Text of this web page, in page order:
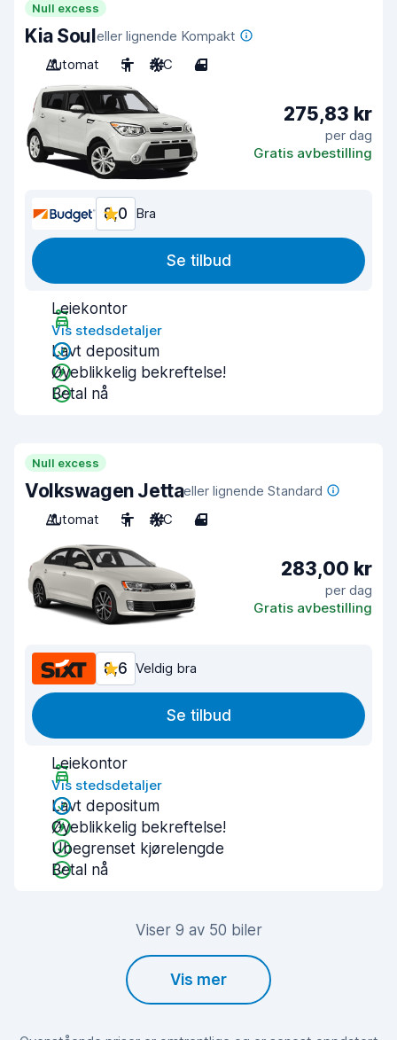
Null excess
Kia Souleller lignende Kompakt
Automat
5 A/C 4
275,83 kr
per dag
Gratis avbestilling
8,0 Bra
Se tilbud
Leiekontor
Vis stedsdetaljer
Lavt depositum
Øyeblikkelig bekreftelse!
Betal nå
Null excess
Volkswagen Jettaeller lignende Standard
Automat
5 A/C 4
283,00 kr
per dag
Gratis avbestilling
8,6 Veldig bra
Se tilbud
Leiekontor
Vis stedsdetaljer
Lavt depositum
Øyeblikkelig bekreftelse!
Ubegrenset kjørelengde
Betal nå
Viser 9 av 50 biler
Vis mer